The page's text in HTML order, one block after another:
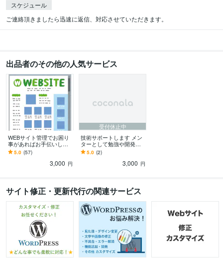
スケジュール
ご連絡頂きましたら迅速に返信、対応させていただきます。
出品者のその他の人気サービス
WEBサイト管理でお困り
事があればお手伝いしま
す サイトの改修・バグ調
査はお任せください。
5.0 (57)
3,000 円
受付休止中
技術サポートします メン
ターとして勉強や開発を
サポートします。
5.0 (2)
3,000 円
サイト修正・更新代行の関連サービス